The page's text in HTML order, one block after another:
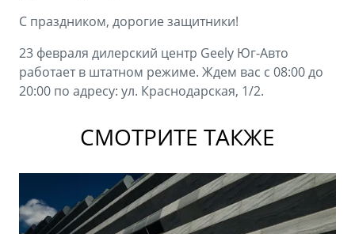
С праздником, дорогие защитники!
23 февраля дилерский центр Geely Юг-Авто
работает в штатном режиме. Ждем вас с 08:00 до
20:00 по адресу: ул. Краснодарская, 1/2.
СМОТРИТЕ ТАКЖЕ